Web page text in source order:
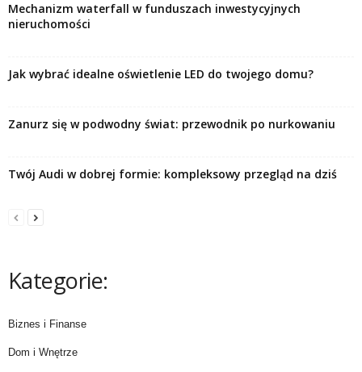
Mechanizm waterfall w funduszach inwestycyjnych
nieruchomości
Jak wybrać idealne oświetlenie LED do twojego domu?
Zanurz się w podwodny świat: przewodnik po nurkowaniu
Twój Audi w dobrej formie: kompleksowy przegląd na dziś
Kategorie:
Biznes i Finanse
Dom i Wnętrze